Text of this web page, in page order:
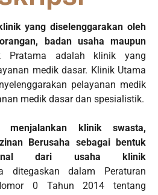
klinik yang diselenggarakan oleh
badan usaha maupun
Pratama adalah klinik yang
medik dasar. Klinik Utama
pelayanan medik
medik dasar dan spesialistik.
klinik swasta,
Berusaha sebagai bentuk
dari usaha klinik
ditegaskan dalam Peraturan
0 Tahun 2014 tentang